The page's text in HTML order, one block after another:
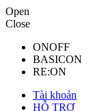
Open
Close
ONOFF
BASICON
RE:ON
Tài khoản
HỖ TRỢ